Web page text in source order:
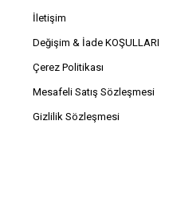
İletişim
Değişim & İade KOŞULLARI
Çerez Politikası
Mesafeli Satış Sözleşmesi
Gizlilik Sözleşmesi